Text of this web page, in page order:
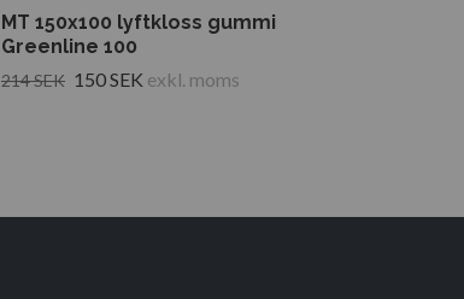
MT 150x100 lyftkloss gummi
Greenline 100
214 SEK 150 SEK exkl. moms